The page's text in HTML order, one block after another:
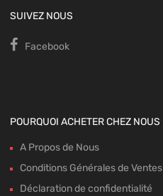
SUIVEZ NOUS
Facebook
POURQUOI ACHETER CHEZ NOUS
A Propos de Nous
Conditions Générales de Ventes
Déclaration de confidentialité